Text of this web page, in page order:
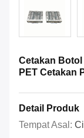
Cetakan Botol
PET Cetakan
Detail Produk
Tempat Asal: